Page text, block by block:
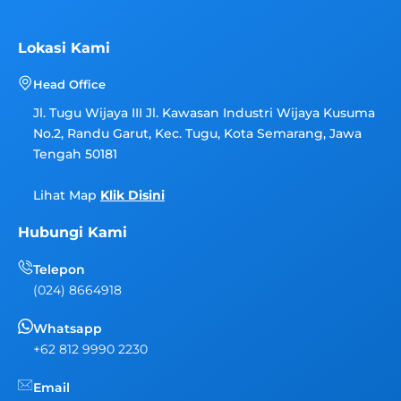
Lokasi Kami
Head Office
Jl. Tugu Wijaya III Jl. Kawasan Industri Wijaya Kusuma
No.2, Randu Garut, Kec. Tugu, Kota Semarang, Jawa
Tengah 50181
Lihat Map Klik Disini
Hubungi Kami
Telepon
(024) 8664918
Whatsapp
+62 812 9990 2230
Email